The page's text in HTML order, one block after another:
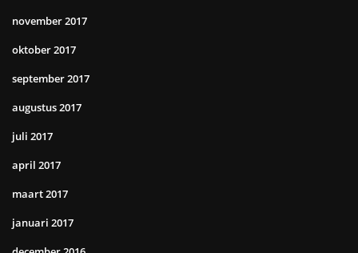
november 2017
oktober 2017
september 2017
augustus 2017
juli 2017
april 2017
maart 2017
januari 2017